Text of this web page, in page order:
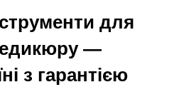
для
—
з гарантією